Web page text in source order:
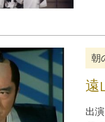
朝
遠
出